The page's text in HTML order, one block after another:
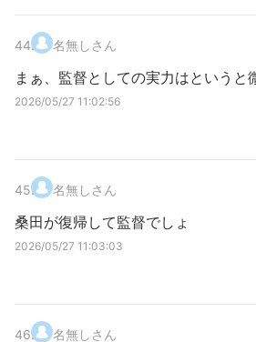
44. 名無しさん
まぁ、監督としての実力はというと
2026/05/27 11:02:56
45. 名無しさん
桑田が復帰して監督でしょ
2026/05/27 11:03:03
46. 名無しさん